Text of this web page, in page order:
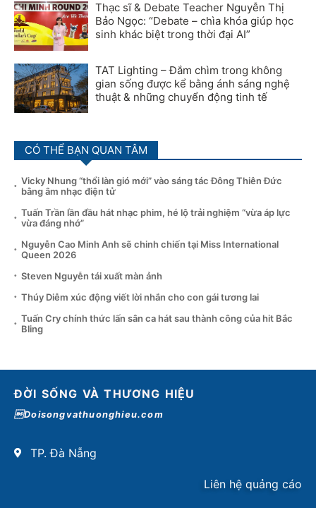
Thạc sĩ & Debate Teacher Nguyễn Thị
Bảo Ngọc: “Debate – chìa khóa giúp học
sinh khác biệt trong thời đại AI”
TAT Lighting – Đắm chìm trong không
gian sống được kể bằng ánh sáng nghệ
thuật & những chuyển động tinh tế
CÓ THỂ BẠN QUAN TÂM
Vicky Nhung “thổi làn gió mới” vào sáng tác Đông Thiên Đức
bằng âm nhạc điện tử
Tuấn Trần lần đầu hát nhạc phim, hé lộ trải nghiệm “vừa áp lực
vừa đáng nhớ”
Nguyễn Cao Minh Anh sẽ chinh chiến tại Miss International
Queen 2026
Steven Nguyễn tái xuất màn ảnh
Thúy Diễm xúc động viết lời nhắn cho con gái tương lai
Tuấn Cry chính thức lấn sân ca hát sau thành công của hit Bắc
Bling
ĐỜI SỐNG VÀ THƯƠNG HIỆU
Doisongvathuonghieu.com
TP. Đà Nẵng
Liên hệ quảng cáo